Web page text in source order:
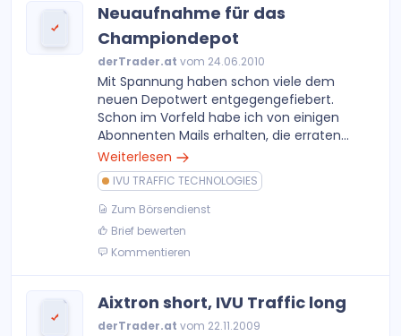
Neuaufnahme für das
Championdepot
derTrader.at vom 24.06.2010
Mit Spannung haben schon viele dem
neuen Depotwert entgegengefiebert.
Schon im Vorfeld habe ich von einigen
Abonnenten Mails erhalten, die erraten...
Weiterlesen
IVU TRAFFIC TECHNOLOGIES
Zum Börsendienst
Brief bewerten
Kommentieren
Aixtron short, IVU Traffic long
derTrader.at vom 22.11.2009